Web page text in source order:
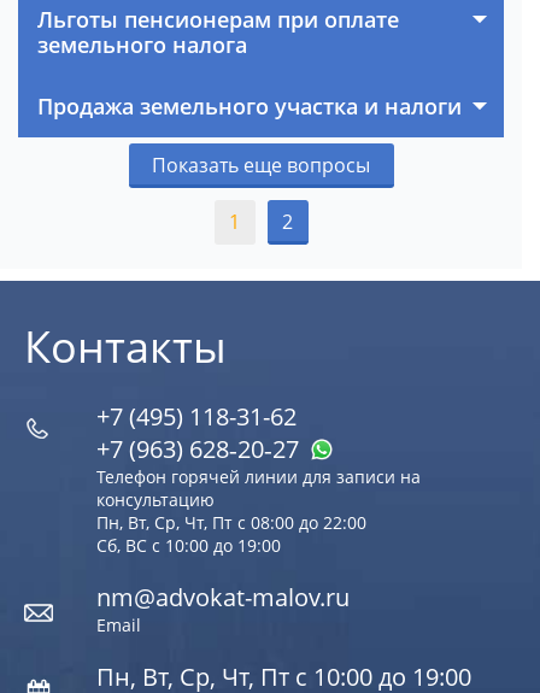
Льготы пенсионерам при оплате
земельного налога
Продажа земельного участка и налоги
Показать еще вопросы
1 2
Контакты
+7 (495) 118-31-62
+7 (963) 628‑20‑27
Телефон горячей линии для записи на
консультацию
Пн, Вт, Ср, Чт, Пт с 08:00 до 22:00
Сб, ВС с 10:00 до 19:00
nm@advokat-malov.ru
Email
Пн, Вт, Ср, Чт, Пт с 10:00 до 19:00